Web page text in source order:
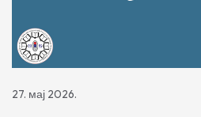
27. мај 2026.